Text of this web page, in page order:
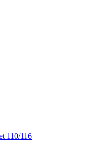
110/116